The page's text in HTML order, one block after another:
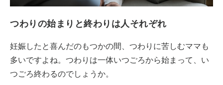
つわりの始まりと終わりは人それぞれ
妊娠したと喜んだのもつかの間、つわりに苦しむママも
多いですよね。つわりは一体いつごろから始まって、い
つごろ終わるのでしょうか。